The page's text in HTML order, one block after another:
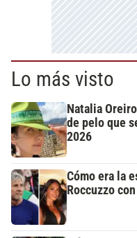
Lo más visto
Natalia
de pelo que
2026
Cómo era la
Roccuzzo